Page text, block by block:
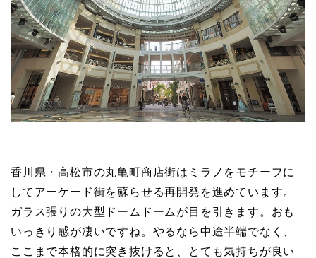
香川県・高松市の丸亀町商店街はミラノをモチーフに
してアーケード街を蘇らせる再開発を進めています。
ガラス張りの大型ドームドームが目を引きます。おも
いっきり感が凄いですね。やるなら中途半端でなく、
ここまで本格的に突き抜けると、とても気持ちが良い